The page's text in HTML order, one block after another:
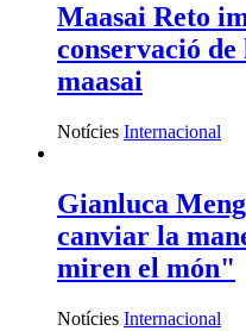
Maasai Reto
conservació
maasai
Notícies Internacional
Gianluca
canviar la
miren el món"
Notícies Internacional